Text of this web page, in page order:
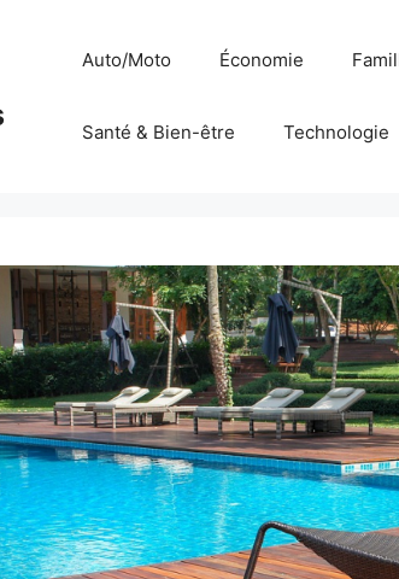
Auto/Moto Économie
Santé & Bien-être Technologie